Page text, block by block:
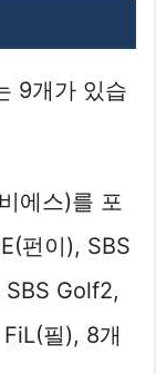
9개가 있습
에스)를 포
펀이), SBS
Golf2,
필), 8개